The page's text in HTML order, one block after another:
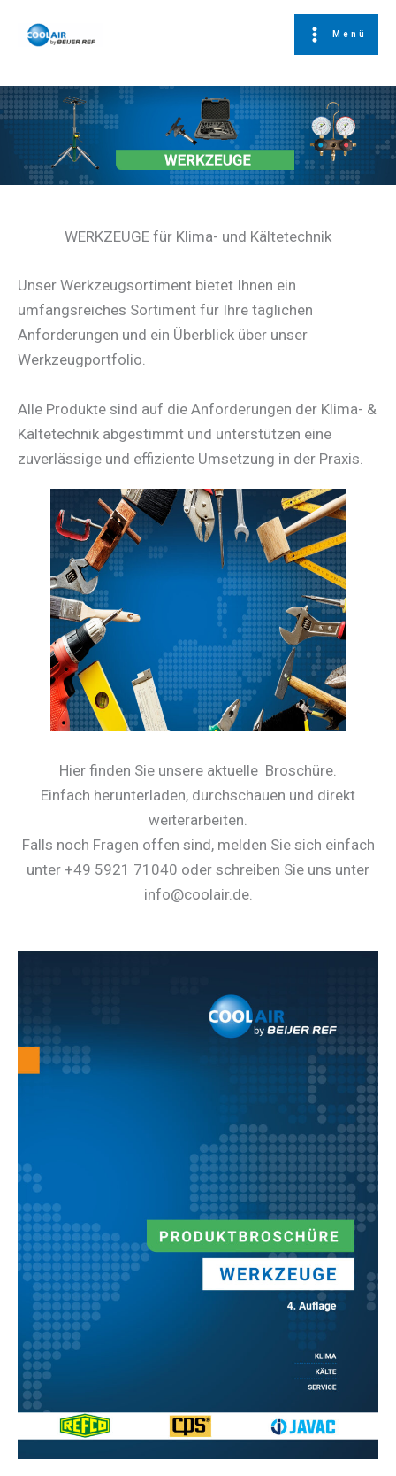
Inhalt
Menü
WERKZEUGE für Klima- und Kältetechnik
Unser Werkzeugsortiment bietet Ihnen ein
umfangsreiches Sortiment für Ihre täglichen
Anforderungen und ein Überblick über unser
Werkzeugportfolio.
Alle Produkte sind auf die Anforderungen der Klima- &
Kältetechnik abgestimmt und unterstützen eine
zuverlässige und effiziente Umsetzung in der Praxis.
Hier finden Sie unsere aktuelle Broschüre.
Einfach herunterladen, durchschauen und direkt
weiterarbeiten.
Falls noch Fragen offen sind, melden Sie sich einfach
unter +49 5921 71040 oder schreiben Sie uns unter
info@coolair.de.